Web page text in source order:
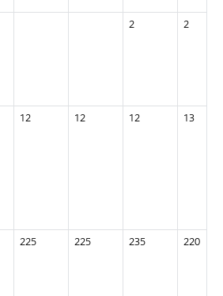
2 2
12 12 12 13
225 225 235 220